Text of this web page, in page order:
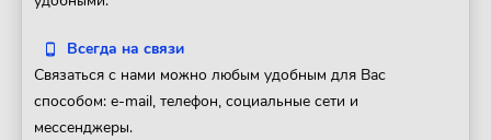
Всегда на связи
Связаться с нами можно любым удобным для Вас
способом: e-mail, телефон, социальные сети и
мессенджеры.